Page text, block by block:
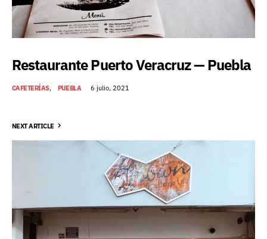
Restaurante Puerto Veracruz — Puebla
CAFETERÍAS PUEBLA 6 julio, 2021
NEXT ARTICLE